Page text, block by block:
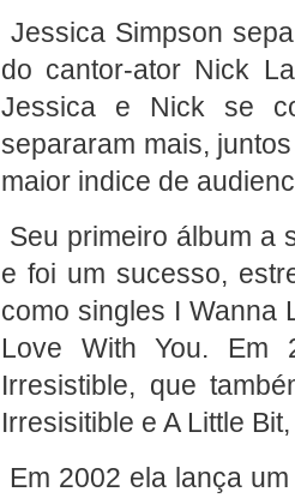
Jessica Simpson
do cantor-ator Nick
Jessica e Nick se
separaram mais,
maior indice de
Seu primeiro álbum a
e foi um sucesso,
como singles I Wanna
Love With You. Em
Irresistible, que
Irresisitible e A Little
Em 2002 ela lança